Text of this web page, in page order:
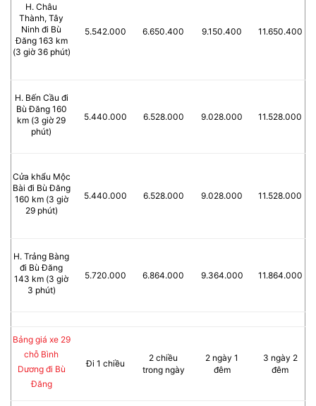
H. Châu
Thành, Tây
Ninh đi Bù
Đăng 163 km
(3 giờ 36 phút)
5.542.000 6.650.400 9.150.400 11.650.400
H. Bến Cầu đi
Bù Đăng 160
km (3 giờ 29
phút)
5.440.000 6.528.000 9.028.000 11.528.000
Cửa khẩu Mộc
Bài đi Bù Đăng
160 km (3 giờ
29 phút)
5.440.000 6.528.000 9.028.000 11.528.000
H. Trảng Bàng
đi Bù Đăng
143 km (3 giờ
3 phút)
5.720.000 6.864.000 9.364.000 11.864.000
Bảng giá xe 29
chỗ Bình
Dương đi Bù
Đăng
Đi 1 chiều
2 chiều
trong ngày
2 ngày 1
đêm
3 ngày 2
đêm